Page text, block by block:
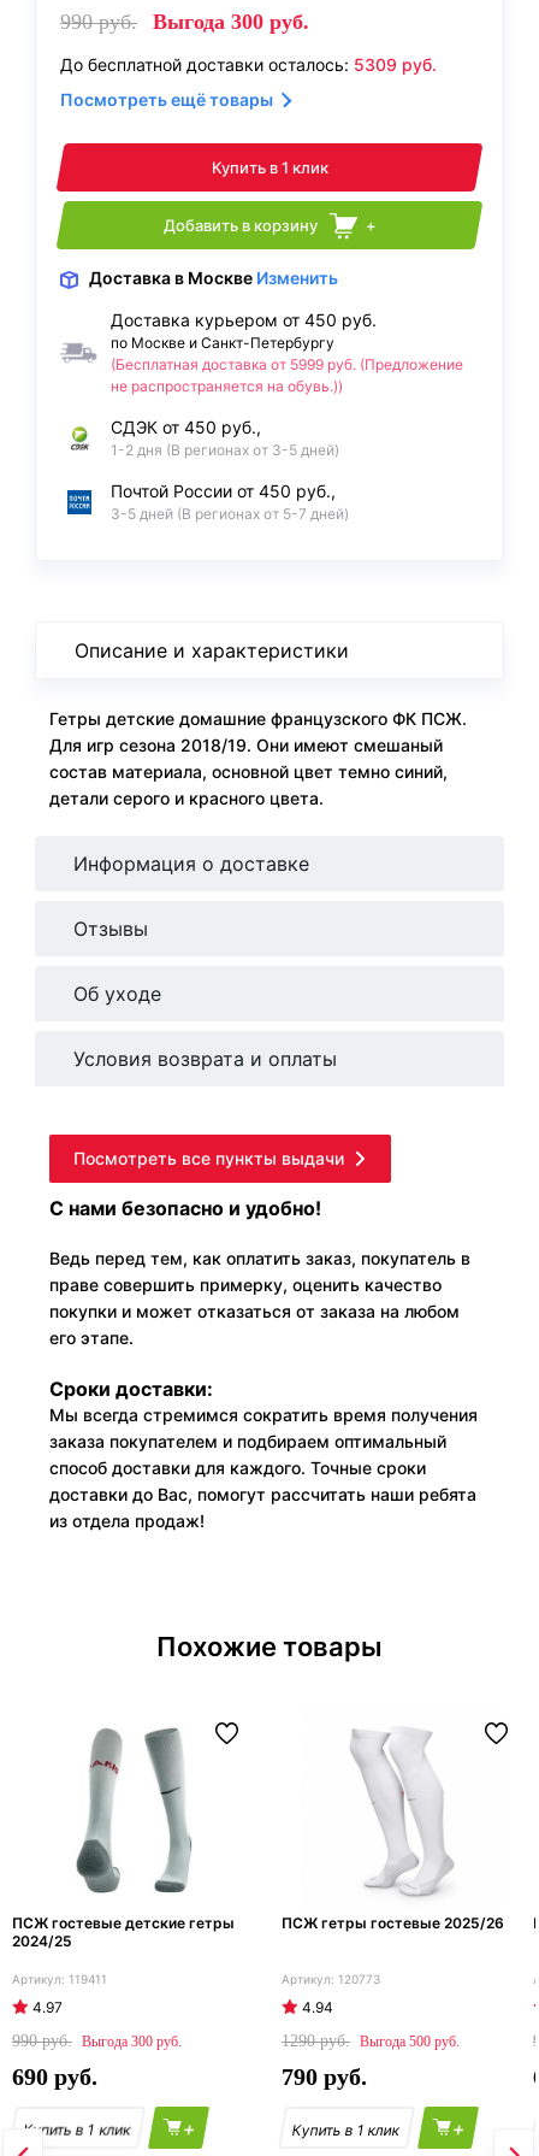
990руб. Выгода 300 руб.
До бесплатной доставки осталось: 5309 руб.
Посмотреть ещё товары
Купить в 1 клик
Добавить в корзину +
Доставка в Москве Изменить
Доставка курьером от 450 руб.
по Москве и Санкт-Петербургу
(Бесплатная доставка от 5999 руб. (Предложение
не распространяется на обувь.))
СДЭК от 450 руб.,
1-2 дня (В регионах от 3-5 дней)
Почтой России от 450 руб.,
3-5 дней (В регионах от 5-7 дней)
Описание и характеристики
Гетры детские домашние французского ФК ПСЖ.
Для игр сезона 2018/19. Они имеют смешаный
состав материала, основной цвет темно синий,
детали серого и красного цвета.
Информация о доставке
Отзывы
Об уходе
Условия возврата и оплаты
Посмотреть все пункты выдачи
С нами безопасно и удобно!
Ведь перед тем, как оплатить заказ, покупатель в
праве совершить примерку, оценить качество
покупки и может отказаться от заказа на любом
его этапе.
Сроки доставки:
Мы всегда стремимся сократить время получения
заказа покупателем и подбираем оптимальный
способ доставки для каждого. Точные сроки
доставки до Вас, помогут рассчитать наши ребята
из отдела продаж!
Похожие товары
ПСЖ гостевые детские гетры
2024/25
119411
4.97
990
300
690
+
ПСЖ гетры гостевые 2025/26
120773
4.94
1290
500
790
+